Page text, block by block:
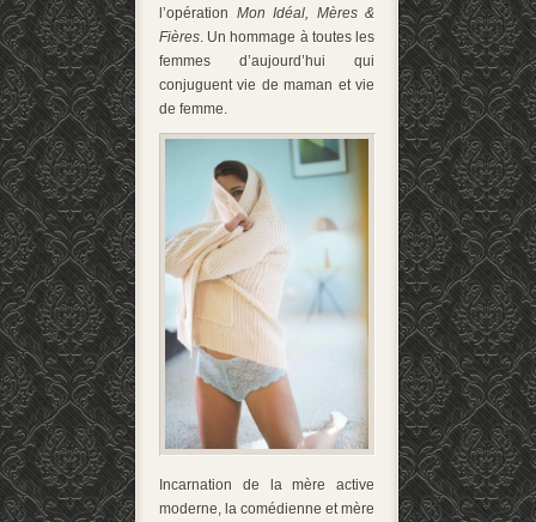
l’opération Mon Idéal, Mères &
Fières. Un hommage à toutes les
femmes d’aujourd’hui qui
conjuguent vie de maman et vie
de femme.
Incarnation de la mère active
moderne, la comédienne et mère